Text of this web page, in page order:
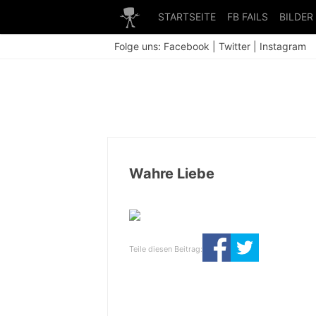
STARTSEITE FB FAILS BILDER
Folge uns: Facebook Twitter Instagram
Wahre Liebe
Teile diesen Beitrag: